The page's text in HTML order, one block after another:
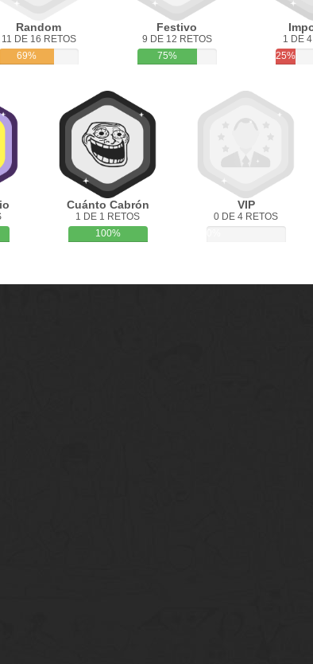
Random
11 DE 16 RETOS
69%
Festivo
9 DE 12 RETOS
75%
1 DE
25%
Cuánto Cabrón
1 DE 1 RETOS
100%
VIP
0 DE 4 RETOS